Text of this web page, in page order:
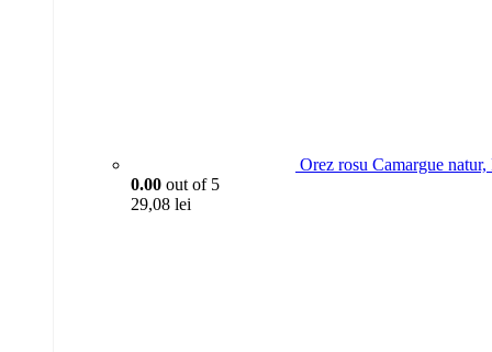
Orez rosu Camargue
0.00 out of 5
29,08 lei